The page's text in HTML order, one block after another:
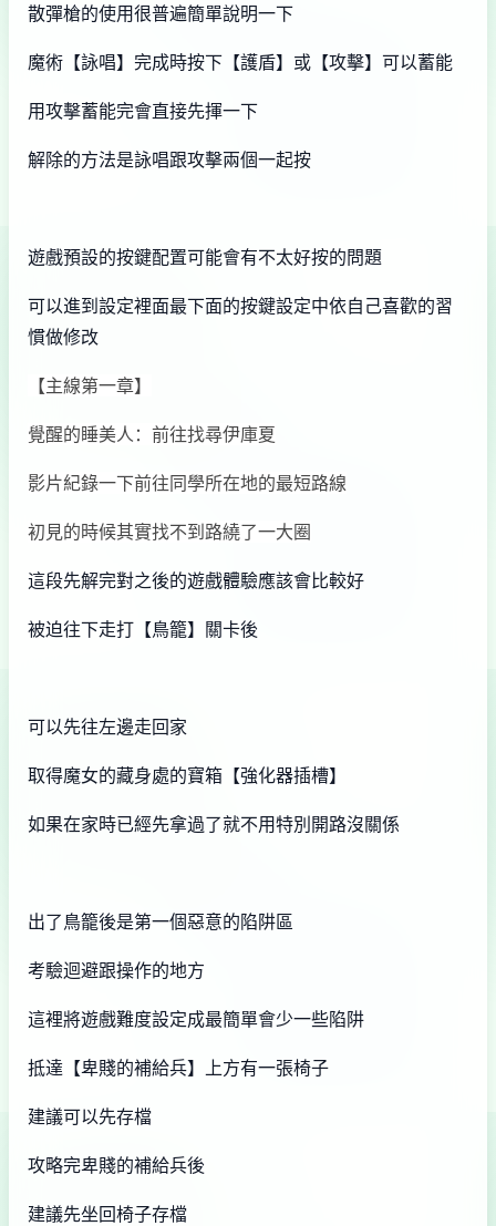
散彈槍的使用很普遍簡單說明一下
魔術【詠唱】完成時按下【護盾】或【攻擊】可以蓄能
用攻擊蓄能完會直接先揮一下
解除的方法是詠唱跟攻擊兩個一起按
遊戲預設的按鍵配置可能會有不太好按的問題
可以進到設定裡面最下面的按鍵設定中依自己喜歡的習
慣做修改
【主線第一章】
覺醒的睡美人：前往找尋伊庫夏
影片紀錄一下前往同學所在地的最短路線
初見的時候其實找不到路繞了一大圈
這段先解完對之後的遊戲體驗應該會比較好
被迫往下走打【鳥籠】關卡後
可以先往左邊走回家
取得魔女的藏身處的寶箱【強化器插槽】
如果在家時已經先拿過了就不用特別開路沒關係
出了鳥籠後是第一個惡意的陷阱區
考驗迴避跟操作的地方
這裡將遊戲難度設定成最簡單會少一些陷阱
抵達【卑賤的補給兵】上方有一張椅子
建議可以先存檔
攻略完卑賤的補給兵後
建議先坐回椅子存檔